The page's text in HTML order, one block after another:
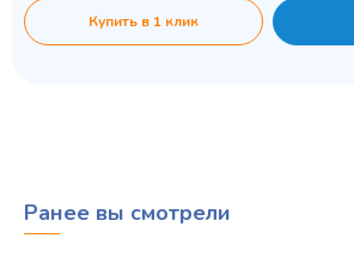
Купить в 1 клик
Ранее вы смотрели